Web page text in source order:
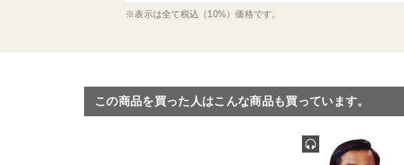
※表示は全て税込（10%）価格です。
この商品を買った人はこんな商品も買っています。